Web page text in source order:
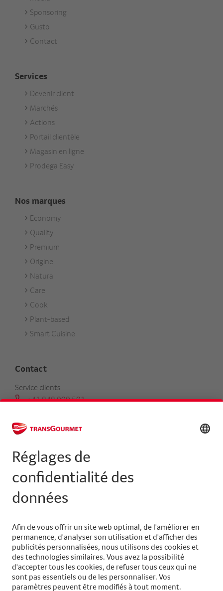
Sponsoring
Gusto
Contact
Services
Footer
Services
Devenir client
Marchés
Actions
Portail clientèle
Magasin en ligne
Prodega Easy
Nos marques
Footer
Unsere
Marken
Economy
Quality
Premium
Origine
Natura
Care
Cook
Plant-based
Smart Cuisine
Contact
Service clients
+41 848 000 501
Trouver un conseiller clientèle
Centrale
+41 31 858 48 48
info@transgourmet.ch
your
language
Suivez-nous sur